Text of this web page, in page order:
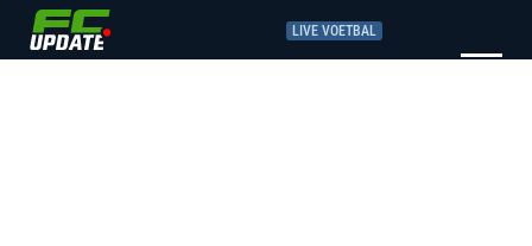
LIVE VOETBAL